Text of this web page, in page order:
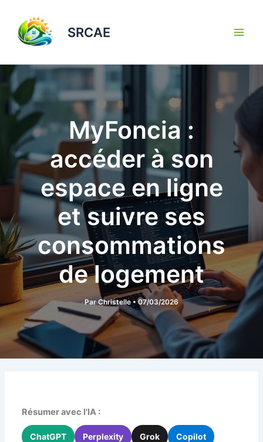
contenu
SRCAE
MyFoncia :
accéder à son
espace en ligne
et suivre ses
consommations
de logement
ParChristelle•07/03/2026
Résumer avec l'IA :
ChatGPT Perplexity Grok Copilot